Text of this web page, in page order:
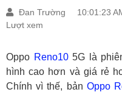
Đan Trường 10:01:23
Lượt xem
Oppo Reno105G là
hình cao hơn và giá rẻ
Chính vì thế, bản Oppo